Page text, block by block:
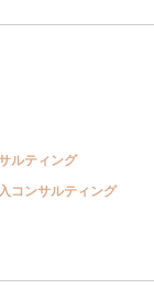
ルティング
コンサルティング